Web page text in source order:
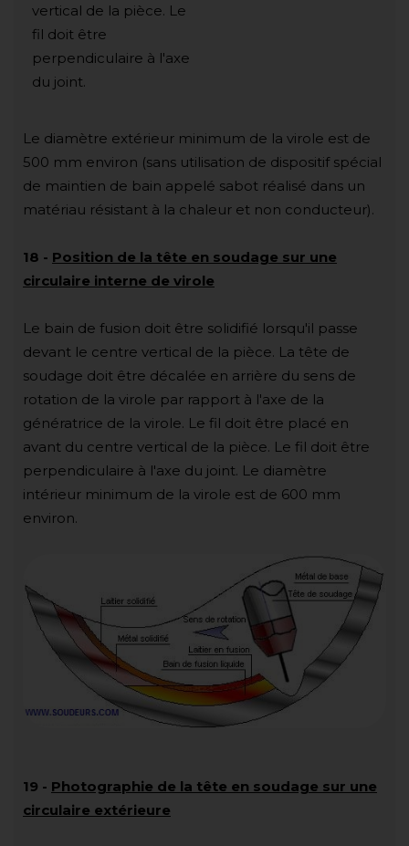
vertical de la pièce. Le
fil doit être
perpendiculaire à l'axe
du joint.
Le diamètre extérieur minimum de la virole est de
500 mm environ (sans utilisation de dispositif spécial
de maintien de bain appelé sabot réalisé dans un
matériau résistant à la chaleur et non conducteur).
18 - Position de la tête en soudage sur une
circulaire interne de virole
Le bain de fusion doit être solidifié lorsqu'il passe
devant le centre vertical de la pièce. La tête de
soudage doit être décalée en arrière du sens de
rotation de la virole par rapport à l'axe de la
génératrice de la virole. Le fil doit être placé en
avant du centre vertical de la pièce. Le fil doit être
perpendiculaire à l'axe du joint. Le diamètre
intérieur minimum de la virole est de 600 mm
environ.
19 - Photographie de la tête en soudage sur une
circulaire extérieure